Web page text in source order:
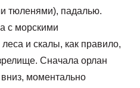
тюленями), падалью.
с морскими
и скалы, как правило,
Сначала орлан
моментально